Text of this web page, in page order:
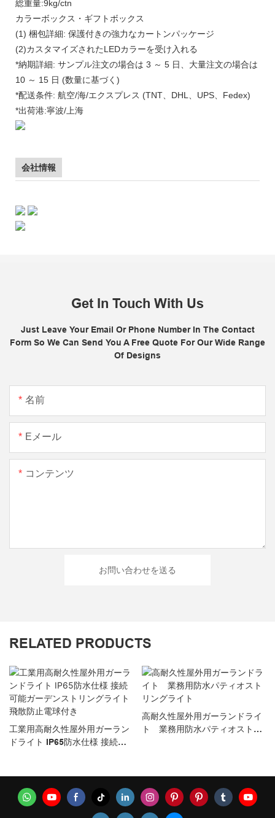
総重量:9kg/ctn
カラーボックス・ギフトボックス
(1) 梱包詳細: 保護付きの強力なカートンパッケージ
(2)カスタマイズされたLEDカラーを受け入れる
*納期詳細: サンプル注文の場合は 3 ～ 5 日、大量注文の場合は
10 ～ 15 日 (数量に基づく)
*配送条件: 航空/海/エクスプレス (TNT、DHL、UPS、Fedex)
*出荷港:寧波/上海
会社情報
Get In Touch With Us
Just Leave Your Email Or Phone Number In The Contact
Form So We Can Send You A Free Quote For Our Wide Range
Of Designs
名前
Eメール
コンテンツ
お問い合わせを送る
RELATED PRODUCTS
工業用高耐久性屋外用ガーラン
ドライト IP65防水仕様 接続可
高耐久性屋外用ガーランドライ
ト 業務用防水パティオストリ